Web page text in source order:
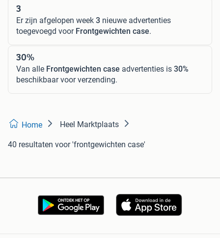
3
Er zijn afgelopen week 3 nieuwe advertenties
toegevoegd voor Frontgewichten case.
30%
Van alle Frontgewichten case advertenties is 30%
beschikbaar voor verzending.
Home Heel Marktplaats
40 resultaten voor 'frontgewichten case'